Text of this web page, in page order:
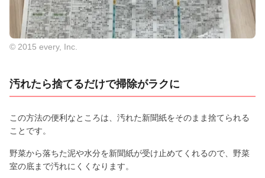
© 2015 every, Inc.
汚れたら捨てるだけで掃除がラクに
この方法の便利なところは、汚れた新聞紙をそのまま捨てられる
ことです。
野菜から落ちた泥や水分を新聞紙が受け止めてくれるので、野菜
室の底まで汚れにくくなります。